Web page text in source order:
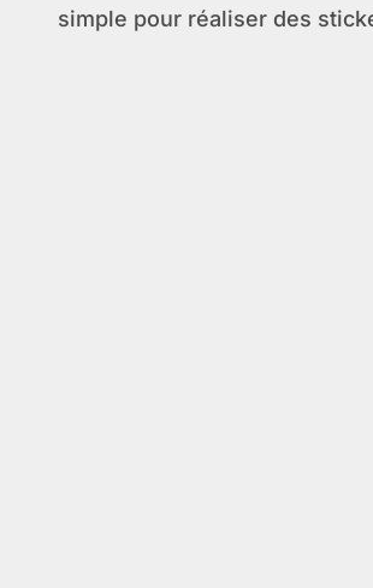
simple pour réaliser des